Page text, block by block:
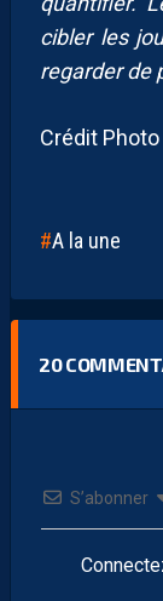
cibler les
regarder de
Crédit Photo
A la une
20
S’abonner